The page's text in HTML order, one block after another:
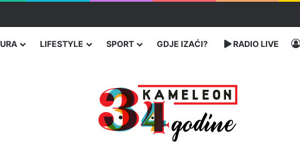
Četiri osobe teško povrijeđene
LIFESTYLE SPORT GDJE IZAĆI? RADIO LIVE